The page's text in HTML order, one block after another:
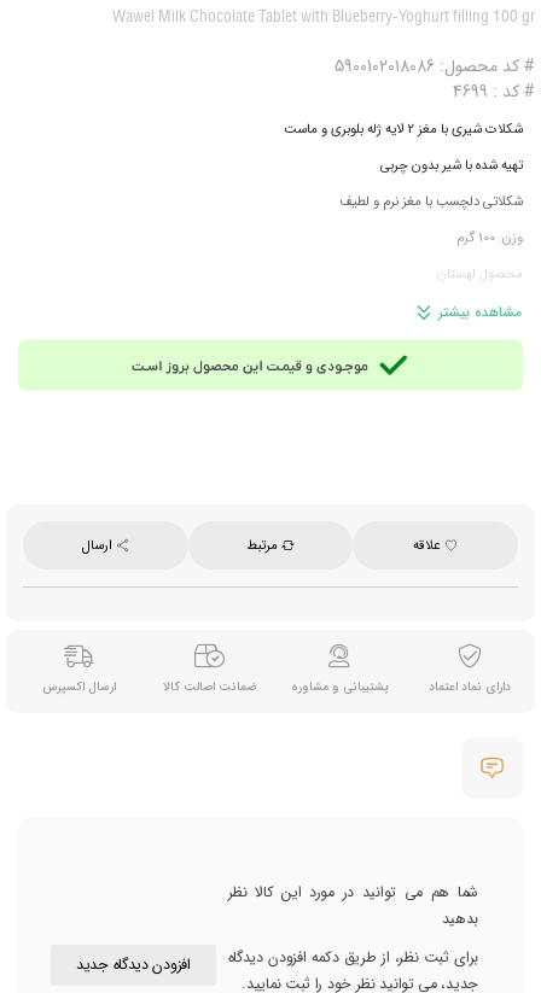
Wawel Milk Chocolate Tablet with Blueberry-Yoghurt filling 100 gr
# کد محصول: 5900102018086
# کد : 4699
شکلات شیری با مغز 2 لایه ژله بلوبری و ماست
تهیه شده با شیر بدون چربی
شکلاتی دلچسب با مغز نرم و لطیف
وزن: 100 گرم
محصول لهستان
مشاهده بیشتر
علاقه مرتبط ارسال
دارای نماد اعتماد پشتیبانی و مشاوره ضمانت اصالت کالا ارسال اکسپرس
شما هم می توانید در مورد این کالا نظر
بدهید
برای ثبت نظر، از طریق دکمه افزودن دیدگاه
جدید، می توانید نظر خود را ثبت نمایید.
افزودن دیدگاه جدید